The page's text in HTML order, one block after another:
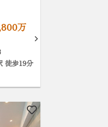
万
徒歩19分